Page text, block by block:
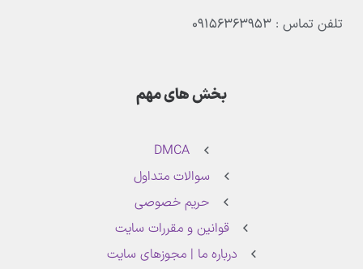
تلفن تماس : ۰۹۱۵۶۳۶۳۹۵۳
بخش های مهم
DMCA
سوالات متداول
حریم خصوصی
قوانین و مقررات سایت
درباره ما | مجوزهای سایت